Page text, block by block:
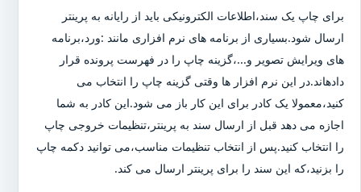
برای چاپ یک سند،اطلاعات الکترونیکی باید از رایانه به پرینتر
ارسال شود.بسیاری از برنامه های نرم افزاری مانند :ورد،برنامه
های ویرایش تصویر و...،گزینه چاپ را در فهرست پرونده قرار
دادهاند.در این نرم افزار ها وقتی گزینه چاپ را انتخاب می
کنید،معمولا یک کادر برای این کار باز می شود.این کادر به شما
اجازه می دهد قبل از ارسال سند به پرینتر،تنظیمات خروجی چاپ
را انتخاب کنید.پس از انتخاب تنظیمات مناسب،می توانید دکمه چاپ
را بزنید،که این سند را برای پرینتر ارسال می کند.